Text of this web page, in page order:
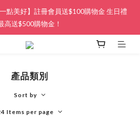
一點美好】註冊會員送$100購物金 生日禮
高送$500購物金！
產品類別
Sort by
Items per page